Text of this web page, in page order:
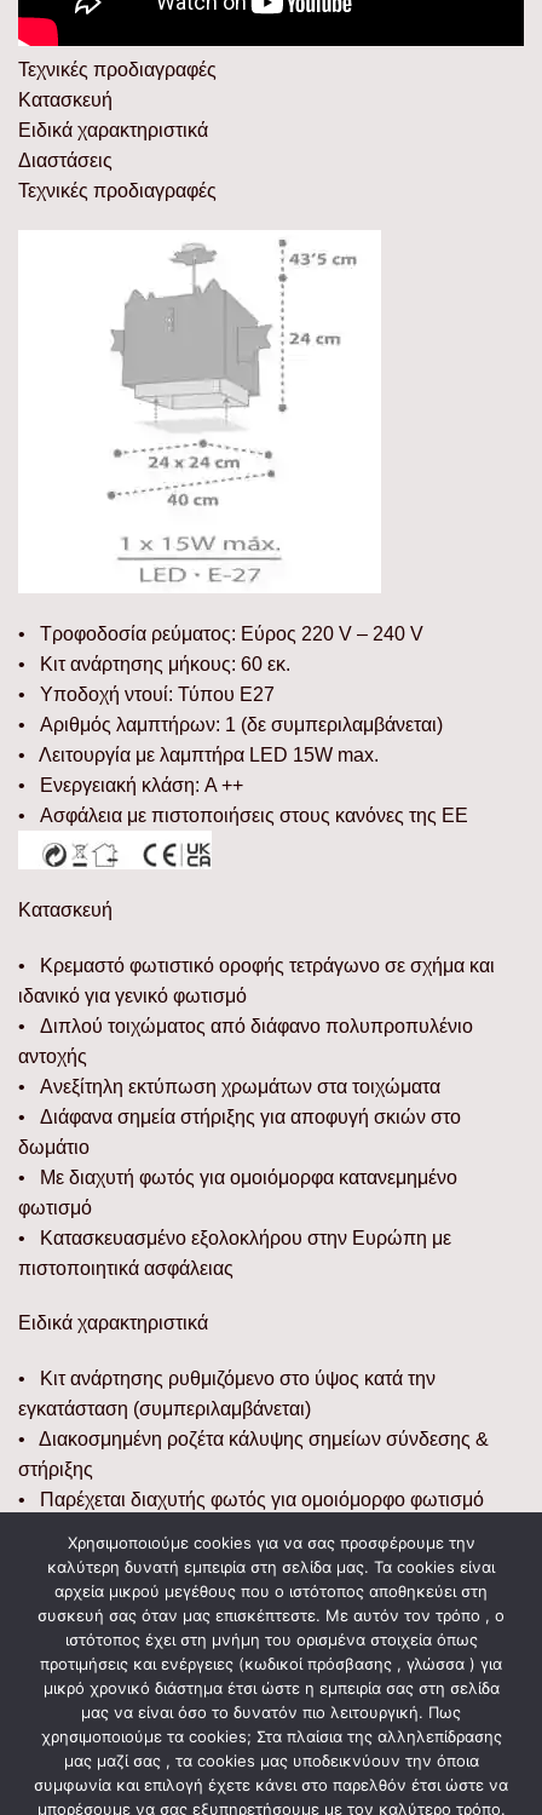
Τεχνικές προδιαγραφές
Κατασκευή
Ειδικά χαρακτηριστικά
Διαστάσεις
Τεχνικές προδιαγραφές
• Τροφοδοσία ρεύματος: Εύρος 220 V – 240 V
• Κιτ ανάρτησης μήκους: 60 εκ.
• Υποδοχή ντουί: Τύπου E27
• Αριθμός λαμπτήρων: 1 (δε συμπεριλαμβάνεται)
• Λειτουργία με λαμπτήρα LED 15W max.
• Ενεργειακή κλάση: A ++
• Ασφάλεια με πιστοποιήσεις στους κανόνες της ΕΕ
Κατασκευή
• Κρεμαστό φωτιστικό οροφής τετράγωνο σε σχήμα και
ιδανικό για γενικό φωτισμό
• Διπλού τοιχώματος από διάφανο πολυπροπυλένιο
αντοχής
• Ανεξίτηλη εκτύπωση χρωμάτων στα τοιχώματα
• Διάφανα σημεία στήριξης για αποφυγή σκιών στο
δωμάτιο
• Με διαχυτή φωτός για ομοιόμορφα κατανεμημένο
φωτισμό
• Κατασκευασμένο εξολοκλήρου στην Ευρώπη με
πιστοποιητικά ασφάλειας
Ειδικά χαρακτηριστικά
• Κιτ ανάρτησης ρυθμιζόμενο στο ύψος κατά την
εγκατάσταση (συμπεριλαμβάνεται)
• Διακοσμημένη ροζέτα κάλυψης σημείων σύνδεσης &
στήριξης
• Παρέχεται διαχυτής φωτός για ομοιόμορφο φωτισμό
Διαστάσεις
• Προϊόντος: 24 x 24 x 24 (εκατοστά)
• Συσκευασίας: 26 x 26 x 24,5 (εκατοστά)
• Βάρος σε συσκευασία: 0,87 kg
ΣΧΕΤΙΚΆ ΠΡΟΪΌΝΤΑ
Χρησιμοποιούμε cookies για να σας προσφέρουμε την
καλύτερη δυνατή εμπειρία στη σελίδα μας. Τα cookies είναι
αρχεία μικρού μεγέθους που ο ιστότοπος αποθηκεύει στη
συσκευή σας όταν μας επισκέπτεστε. Με αυτόν τον τρόπο , ο
ιστότοπος έχει στη μνήμη του ορισμένα στοιχεία όπως
προτιμήσεις και ενέργειες (κωδικοί πρόσβασης , γλώσσα ) για
μικρό χρονικό διάστημα έτσι ώστε η εμπειρία σας στη σελίδα
μας να είναι όσο το δυνατόν πιο λειτουργική. Πως
χρησιμοποιούμε τα cookies; Στα πλαίσια της αλληλεπίδρασης
μας μαζί σας , τα cookies μας υποδεικνύουν την όποια
συμφωνία και επιλογή έχετε κάνει στο παρελθόν έτσι ώστε να
μπορέσουμε να σας εξυπηρετήσουμε με τον καλύτερο τρόπο.